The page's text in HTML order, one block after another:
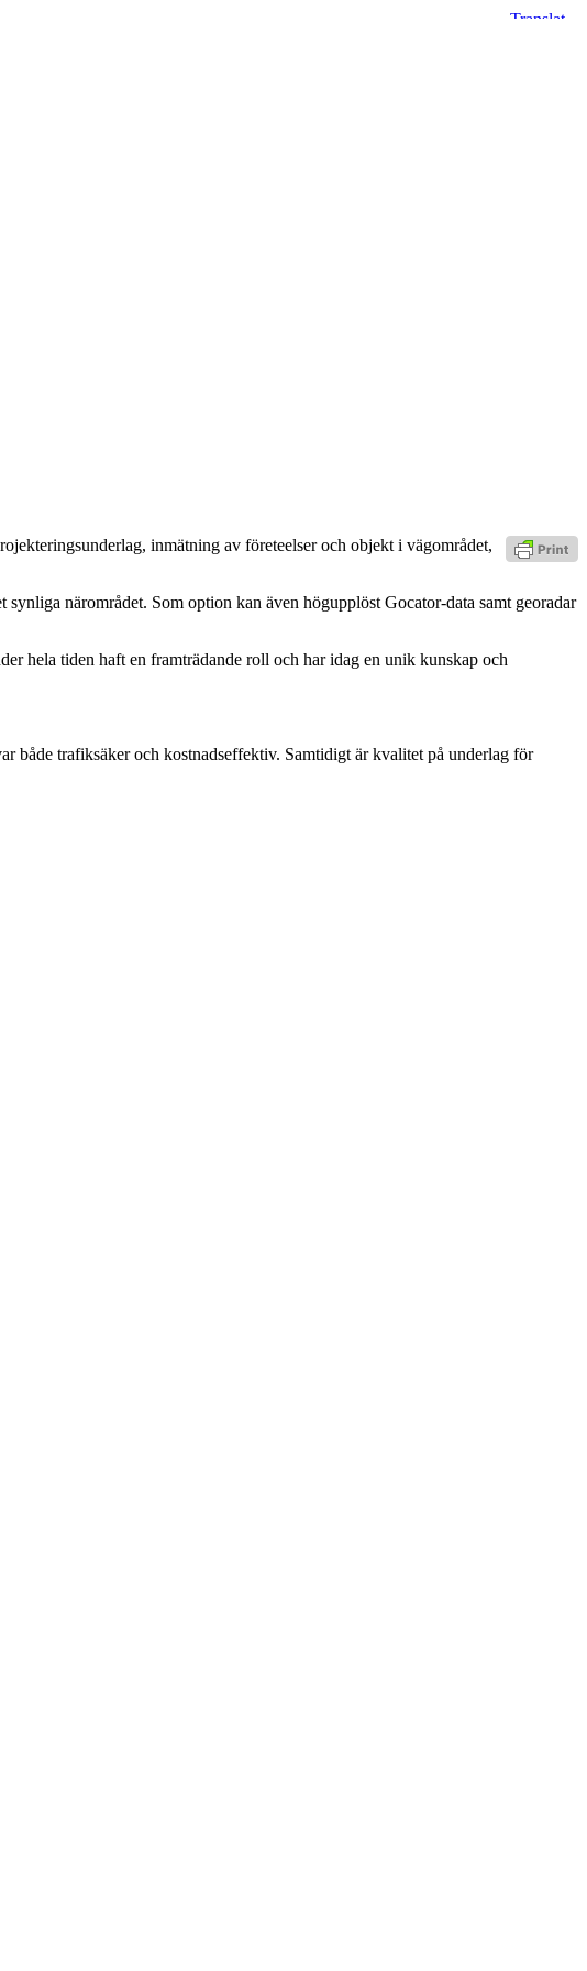
inmätning av företeelser och objekt i vägområdet,
närområdet. Som option kan även högupplöst Gocator-data samt georadar
hela tiden haft en framträdande roll och har idag en unik kunskap och
både trafiksäker och kostnadseffektiv. Samtidigt är kvalitet på underlag för